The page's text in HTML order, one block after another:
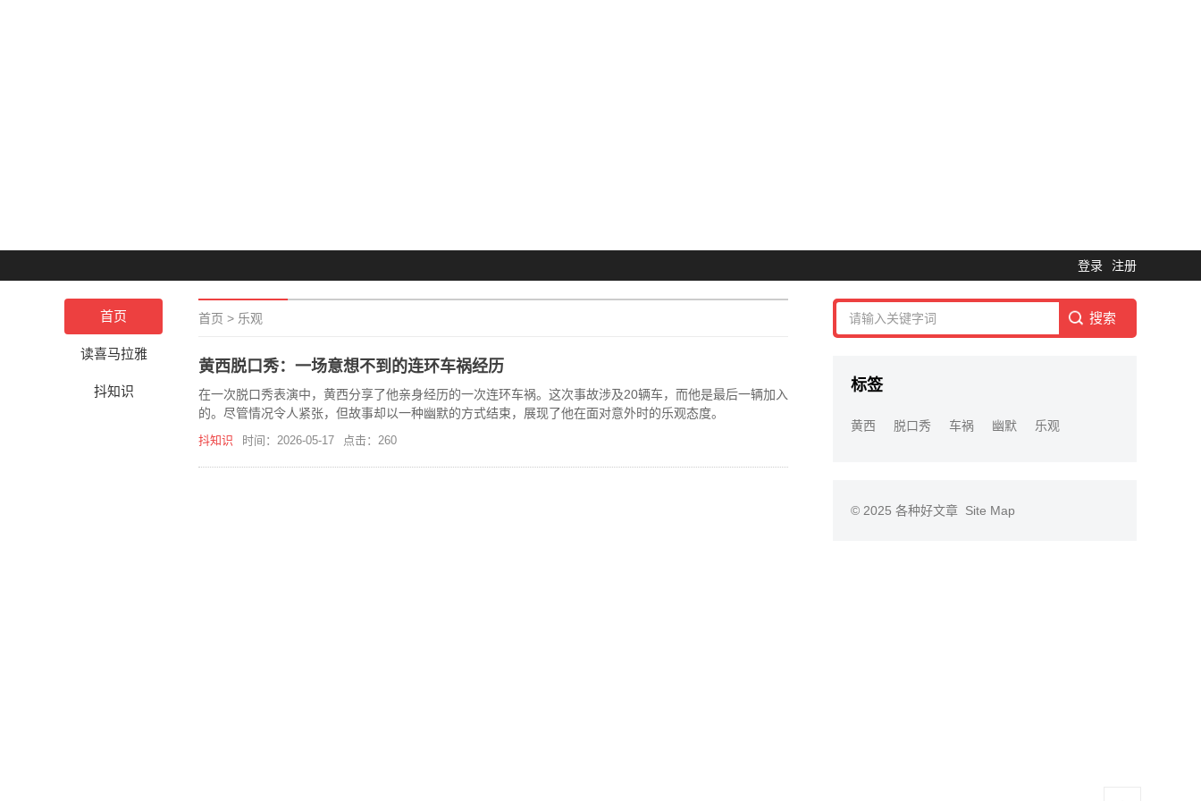
登录 注册
首页
读喜马拉雅
抖知识
首页 > 乐观
黄西脱口秀：一场意想不到的连环车祸经历
在一次脱口秀表演中，黄西分享了他亲身经历的一次连环车祸。这次事故涉及20辆车，而他是最后一辆加入
的。尽管情况令人紧张，但故事却以一种幽默的方式结束，展现了他在面对意外时的乐观态度。
抖知识 时间：2026-05-17 点击：260
标签
黄西 脱口秀 车祸 幽默 乐观
© 2025 各种好文章 Site Map